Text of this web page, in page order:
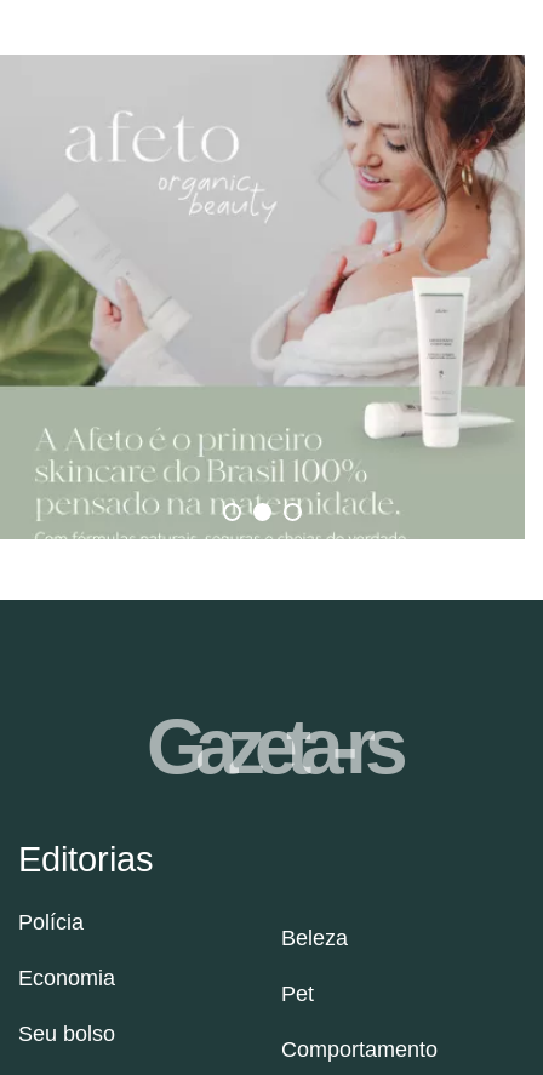
Editorias
Polícia
Economia
Seu bolso
Beleza
Pet
Comportamento
Gazeta-rs